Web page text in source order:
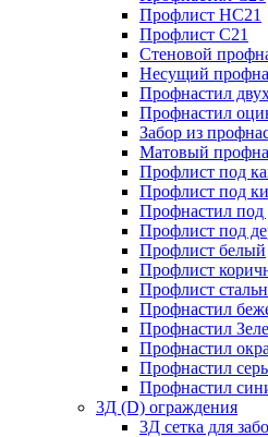
Профлист НС21
Профлист С21
Стеновой
Несущий
Профнастил
Профнастил
Забор из
Матовый
Профлист под
Профлист под
Профнастил под
Профлист под
Профлист белый
Профлист
Профлист
Профнастил
Профнастил
Профнастил
Профнастил
Профнастил
3Д (D) ограждения
3Д сетка для